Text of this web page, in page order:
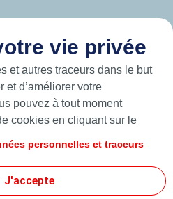
vie privée
et autres traceurs dans le but
et d’améliorer votre
pouvez à tout moment
cookies en cliquant sur le
le dépôt de l’ensemble des
cliquez sur « Je refuse »,
nécessaires au bon
personnelles et traceurs
J'accepte